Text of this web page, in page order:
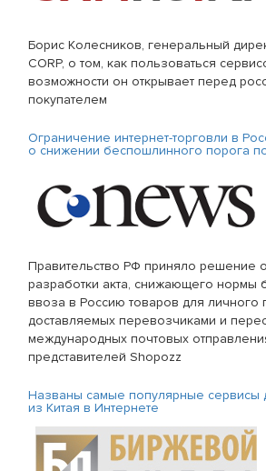
Борис Колесников, генеральный
CORP, о том, как пользоваться
возможности он открывает перед
покупателем
Ограничение интернет-торговли в
о снижении беспошлинного порога
Правительство РФ приняло решение
разработки акта, снижающего нормы
ввоза в Россию товаров для личного
доставляемых перевозчиками и
международных почтовых
представителей Shopozz
Названы самые популярные сервисы
из Китая в Интернете